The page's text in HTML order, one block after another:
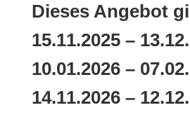
Dieses Angebot
15.11.2025 –
10.01.2026 –
14.11.2026 –